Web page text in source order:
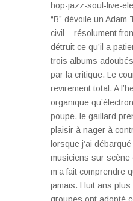
hop-jazz-soul-live-
“B” dévoile un
civil – résolument
détruit ce qu’il a
trois albums
par la critique. Le
revirement total. A
organique
poupe, le gaillard
plaisir à nager à
lorsque j’ai
musiciens sur scène
m’a fait comprendre
jamais. Huit ans